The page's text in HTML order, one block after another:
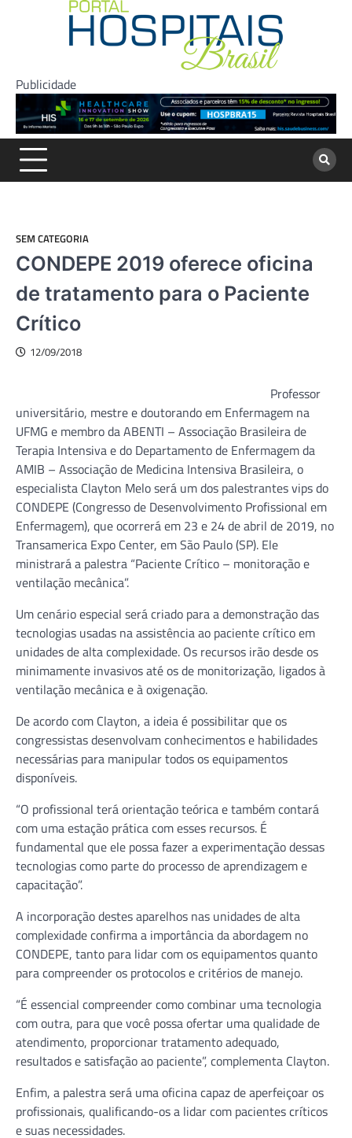
Publicidade
SEM CATEGORIA
CONDEPE 2019 oferece oficina
de tratamento para o Paciente
Crítico
12/09/2018
Professor
universitário, mestre e doutorando em Enfermagem na
UFMG e membro da ABENTI – Associação Brasileira de
Terapia Intensiva e do Departamento de Enfermagem da
AMIB – Associação de Medicina Intensiva Brasileira, o
especialista Clayton Melo será um dos palestrantes vips do
CONDEPE (Congresso de Desenvolvimento Profissional em
Enfermagem), que ocorrerá em 23 e 24 de abril de 2019, no
Transamerica Expo Center, em São Paulo (SP). Ele
ministrará a palestra “Paciente Crítico – monitoração e
ventilação mecânica”.
Um cenário especial será criado para a demonstração das
tecnologias usadas na assistência ao paciente crítico em
unidades de alta complexidade. Os recursos irão desde os
minimamente invasivos até os de monitorização, ligados à
ventilação mecânica e à oxigenação.
De acordo com Clayton, a ideia é possibilitar que os
congressistas desenvolvam conhecimentos e habilidades
necessárias para manipular todos os equipamentos
disponíveis.
“O profissional terá orientação teórica e também contará
com uma estação prática com esses recursos. É
fundamental que ele possa fazer a experimentação dessas
tecnologias como parte do processo de aprendizagem e
capacitação”.
A incorporação destes aparelhos nas unidades de alta
complexidade confirma a importância da abordagem no
CONDEPE, tanto para lidar com os equipamentos quanto
para compreender os protocolos e critérios de manejo.
“É essencial compreender como combinar uma tecnologia
com outra, para que você possa ofertar uma qualidade de
atendimento, proporcionar tratamento adequado,
resultados e satisfação ao paciente”, complementa Clayton.
Enfim, a palestra será uma oficina capaz de aperfeiçoar os
profissionais, qualificando-os a lidar com pacientes críticos
e suas necessidades.